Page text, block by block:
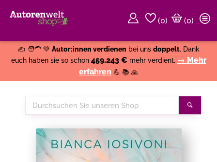
(0)
(0)
✍️ 🧑‍🦱 💚 Autor:innen verdienen bei uns doppelt. Dank
euch haben sie so schon 459.243 € mehr verdient. → Mehr
erfahren 💪 📚 🙏
Durchsuchen
Sie
Shop